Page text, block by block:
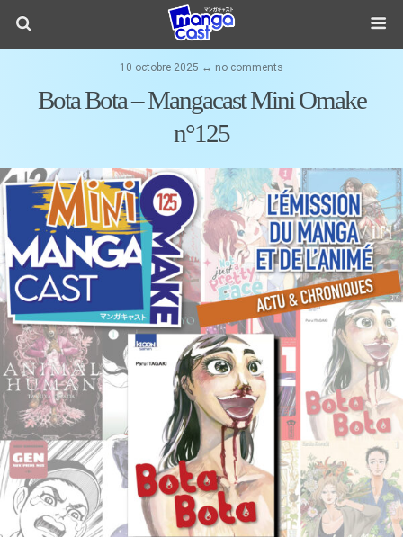
10 octobre 2025 ↔ no comments
Bota Bota – Mangacast Mini Omake
n°125